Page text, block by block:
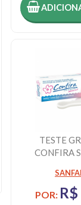
TESTE
CONFIRA
POR: